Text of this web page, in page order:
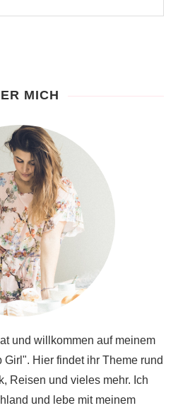
MICH
und willkommen auf meinem
Hier findet ihr Theme rund
Reisen und vieles mehr. Ich
und lebe mit meinem